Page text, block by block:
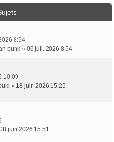
8:54
punk » 06 juil. 2026 8:54
10:09
» 18 juin 2026 15:25
08 juin 2026 15:51